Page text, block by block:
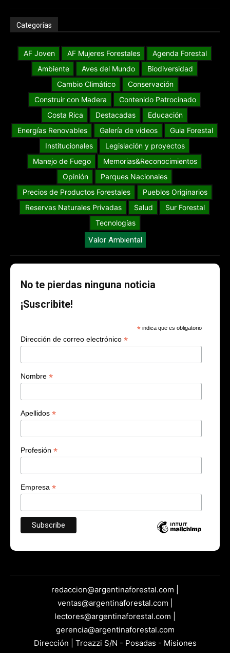
Categorías
AF Joven AF Mujeres Forestales
Agenda Forestal
Ambiente
Aves del Mundo
Biodiversidad
Cambio Climático
Conservación
Construir con Madera
Contenido Patrocinado
Costa Rica
Destacadas
Educación
Energías Renovables
Galería de videos
Guia Forestal
Institucionales
Legislación y proyectos
Manejo de Fuego
Memorias&Reconocimientos
Opinión
Parques Nacionales
Precios de Productos Forestales
Pueblos Originarios
Reservas Naturales Privadas
Salud
Sur Forestal
Tecnologías
Valor Ambiental
No te pierdas ninguna noticia
¡Suscribite!
* indica que es obligatorio
Dirección de correo electrónico *
Nombre *
Apellidos *
Profesión *
Empresa *
redaccion@argentinaforestal.com |
ventas@argentinaforestal.com |
lectores@argentinaforestal.com |
gerencia@argentinaforestal.com
Dirección | Troazzi S/N - Posadas - Misiones